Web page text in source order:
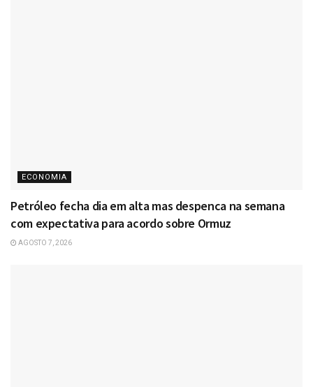
ECONOMIA
Petróleo fecha dia em alta mas despenca na semana
com expectativa para acordo sobre Ormuz
AGOSTO 7, 2026